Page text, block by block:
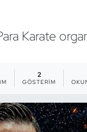
Karate
2
GÖSTERIM